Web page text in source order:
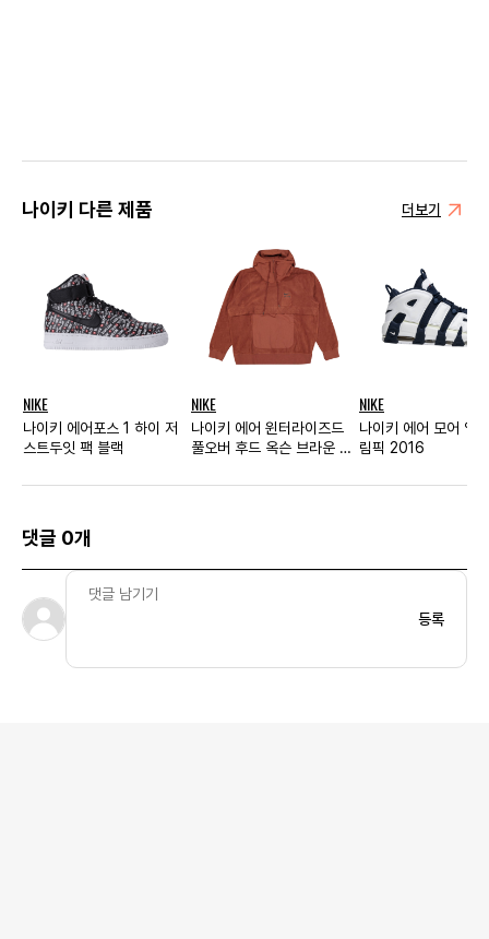
나이키 다른 제품 더보기
NIKE
나이키 에어포스 1 하이 저
스트두잇 팩 블랙
NIKE
나이키 에어 윈터라이즈드
풀오버 후드 옥슨 브라운 -
NIKE
나이키 에어 모어 업
림픽 2016
댓글 0개
등록